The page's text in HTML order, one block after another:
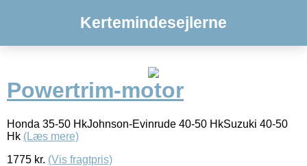
Kertemindesejlerne
Powertrim-motor
Honda 35-50 HkJohnson-Evinrude 40-50 HkSuzuki 40-50
Hk (Læs mere)
1775 kr. (Vis fragtpris)